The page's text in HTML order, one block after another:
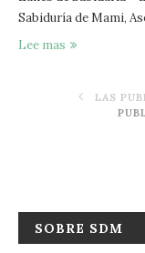
Sabiduría de Mami,
Lee mas
LAS
SOBRE SDM